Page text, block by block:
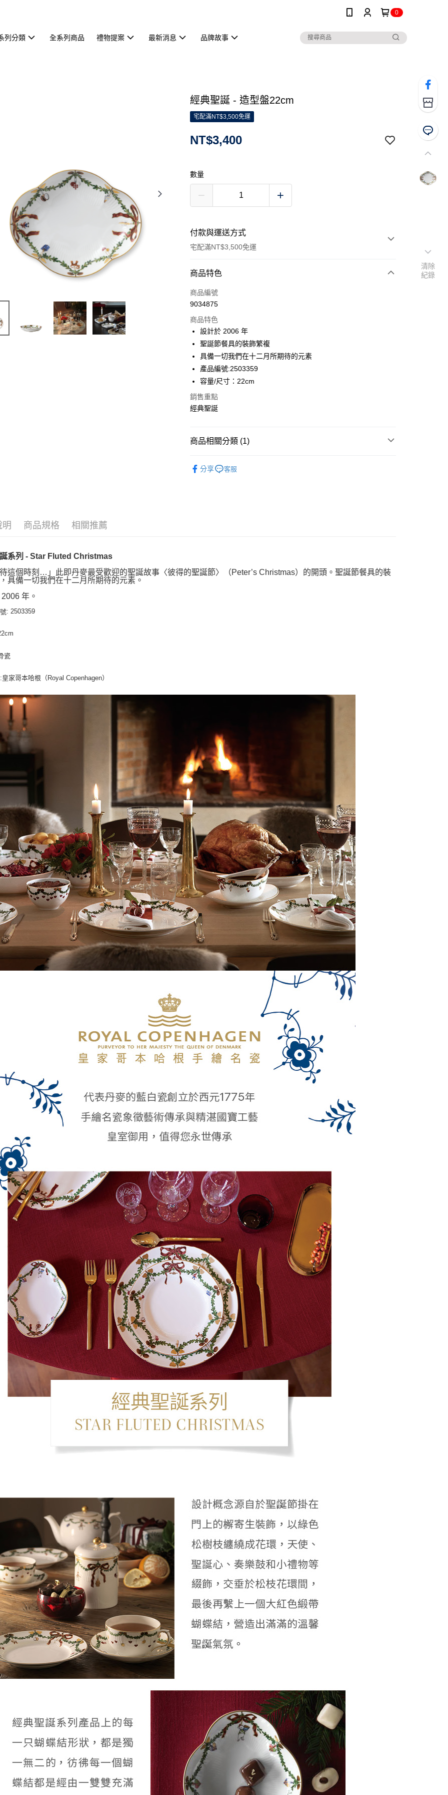
0
列分類 全系列商品 禮物提案 最新消息 品牌故事
經典聖誕 - 造型盤22cm
宅配滿NT$3,500免運
NT$3,400
數量
付款與運送方式
宅配滿NT$3,500免運
付款方式
信用卡一次付款
3 期 0 利率 每期
合作金庫商業銀行
華南商業銀行
彰化商業銀行
國泰世華商業銀行
臺灣中小企業銀行
匯豐（台灣）商業銀行
聯邦商業銀行
台新國際商業銀行
台灣樂天信用卡公司
LINE Pay
運送方式
黑貓宅急便
商品特色
商品編號
9034875
商品特色
設計於 2006 年
聖誕節餐具的裝飾繁複
具備一切我們在十二月所期待的元素
產品編號:2503359
容量/尺寸：22cm
銷售重點
經典聖誕
商品相關分類 (1)
分享
客服
明 商品規格 相關推薦
系列 - Star Fluted Christmas
這個時刻…」此即丹麥最受歡迎的聖誕故事〈彼得的聖誕節〉（Peter’s Christmas）的開頭。聖誕節餐具的裝
具備一切我們在十二月所期待的元素。
年。
: 2503359
瓷
:皇家哥本哈根（Royal Copenhagen）
清除
紀錄